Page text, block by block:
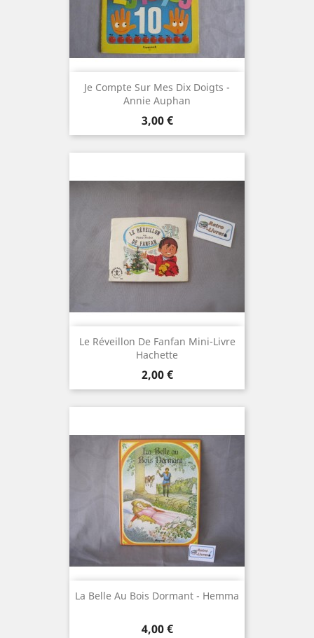
Je Compte Sur Mes Dix Doigts -
Annie Auphan
Prix
3,00 €
Le Réveillon De Fanfan Mini-Livre
Hachette
Prix
2,00 €
La Belle Au Bois Dormant - Hemma
Prix
4,00 €